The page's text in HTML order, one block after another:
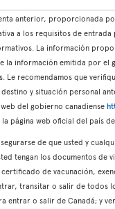
anterior, proporcionada
a los requisitos de entrada
La información
la información emitida por el
Le recomendamos que
y situación personal
del gobierno canadiense
la página web oficial del país
de que usted y
tengan los documentos de
de vacunación,
transitar o salir de todos
entrar o salir de Canadá; y